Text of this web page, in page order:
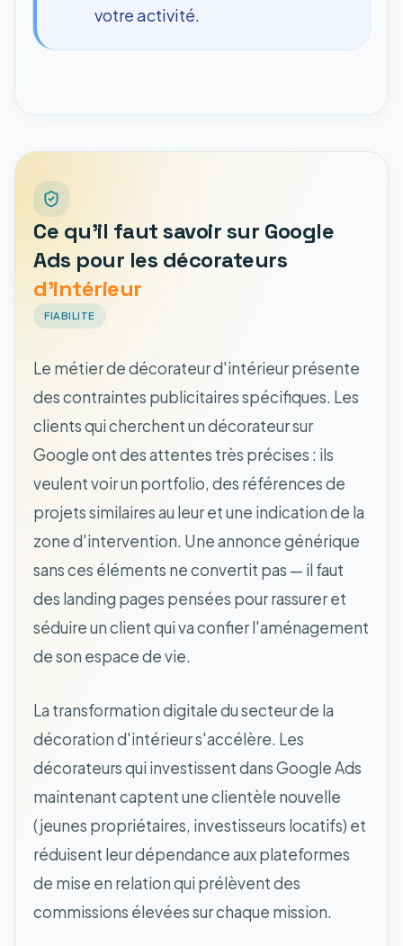
votre activité.
Ce qu'il faut savoir sur Google
Ads pour les décorateurs
d'intérieur
FIABILITE
Le métier de décorateur d'intérieur présente
des contraintes publicitaires spécifiques. Les
clients qui cherchent un décorateur sur
Google ont des attentes très précises : ils
veulent voir un portfolio, des références de
projets similaires au leur et une indication de la
zone d'intervention. Une annonce générique
sans ces éléments ne convertit pas — il faut
des landing pages pensées pour rassurer et
séduire un client qui va confier l'aménagement
de son espace de vie.
La transformation digitale du secteur de la
décoration d'intérieur s'accélère. Les
décorateurs qui investissent dans Google Ads
maintenant captent une clientèle nouvelle
(jeunes propriétaires, investisseurs locatifs) et
réduisent leur dépendance aux plateformes
de mise en relation qui prélèvent des
commissions élevées sur chaque mission.